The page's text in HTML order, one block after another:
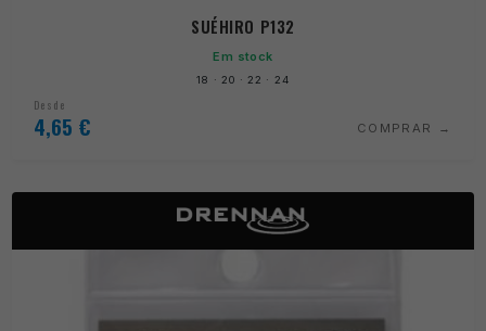
SUÉHIRO P132
Em stock
18 · 20 · 22 · 24
Desde
4,65 € COMPRAR